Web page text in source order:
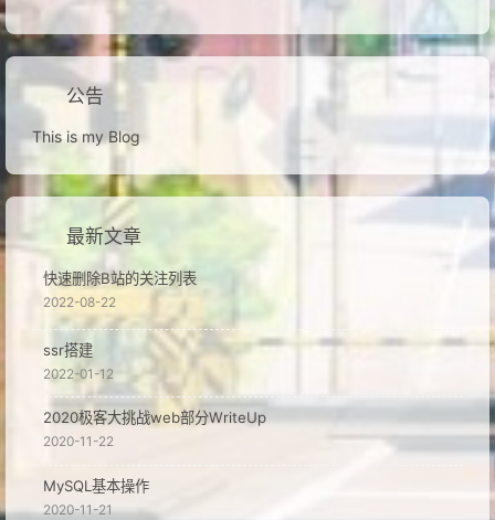
公告
This is my Blog
最新文章
快速删除B站的关注列表
2022-08-22
ssr搭建
2022-01-12
2020极客大挑战web部分WriteUp
2020-11-22
MySQL基本操作
2020-11-21